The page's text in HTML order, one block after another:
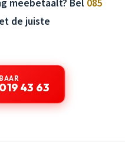
meebetaalt? Bel 085
de juiste
43 63